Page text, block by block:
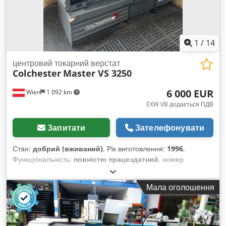
1 / 14
Wien 1 092 km
центровий токарний верстат
Colchester Master VS 3250
6 000 EUR
EXW VB додається ПДВ
Запитати Зателефонувати
Стан: добрий (вживаний), Рік виготовлення: 1996,
Функціональність: повністю працездатний, номер
машини/транспортного засобу:
над поперечним супортом:196 мм, отвір шпинделя:42 мм,
діаметр обробки над супортом станини:350 мм, висота
центру:170 мм, довжина точіння:650 мм , штрих пера:140
мм, загальна довжина:1 900 мм, загальна ширина:1 100
мм, загальна висота:1 300 мм, максимальна швидкість
Мала оголошення